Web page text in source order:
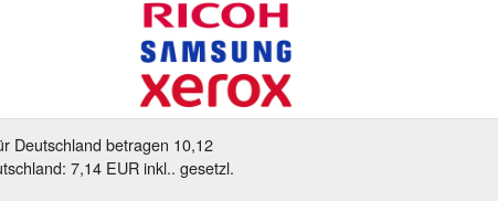
Deutschland betragen 10,12
7,14 EUR inkl.. gesetzl.